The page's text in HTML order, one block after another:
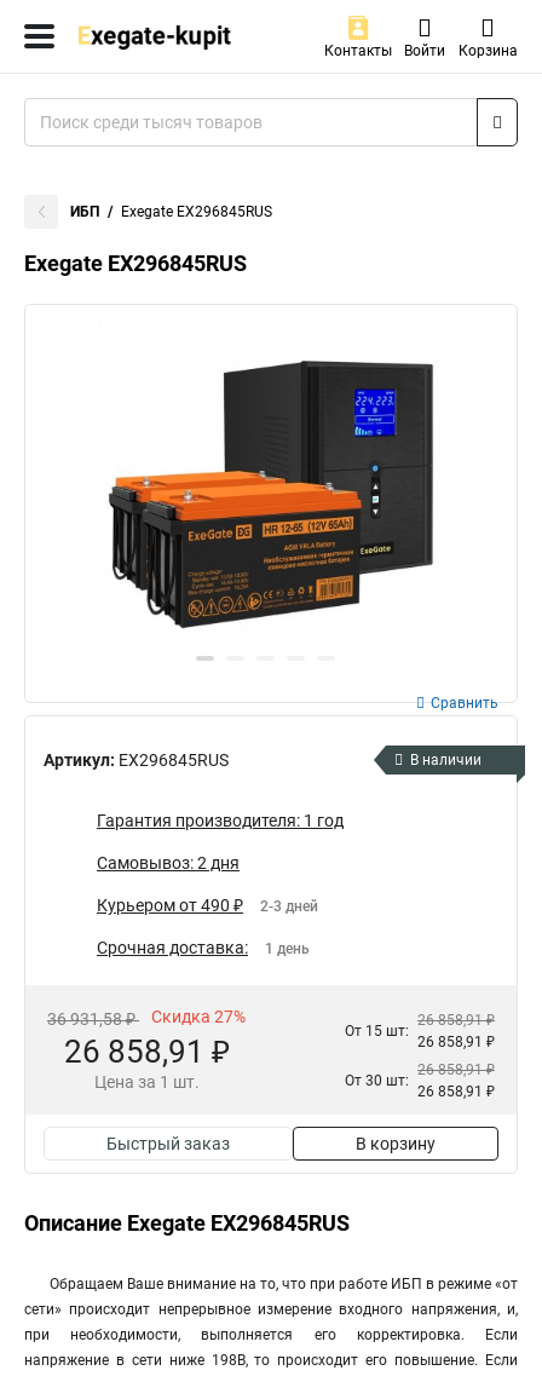
Контакты Войти Корзина
ИБП Exegate EX296845RUS
Exegate EX296845RUS
Артикул: EX296845RUS
Сравнить
В наличии
Гарантия производителя: 1 год
Самовывоз: 2 дня
Курьером от 490 ₽ 2-3 дней
Срочная доставка: 1 день
36 931,58 ₽ Скидка 27%
26 858,91 ₽
Цена за 1 шт.
От 15 шт:
26 858,91 ₽
26 858,91 ₽
От 30 шт:
26 858,91 ₽
26 858,91 ₽
Быстрый заказ В корзину
Описание Exegate EX296845RUS
Обращаем Ваше внимание на то, что при работе ИБП в режиме «от
сети» происходит непрерывное измерение входного напряжения, и,
при необходимости, выполняется его корректировка. Если
напряжение в сети ниже 198В, то происходит его повышение. Если